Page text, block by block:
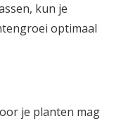
kun je
optimaal
je planten mag